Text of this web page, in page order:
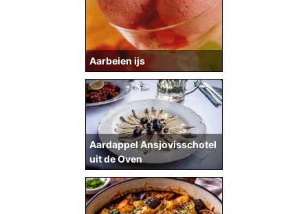
Aarbeien ijs
Aardappel Ansjovisschotel
uit de Oven